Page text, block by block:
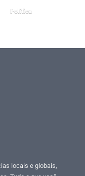
Política
locais e globais,